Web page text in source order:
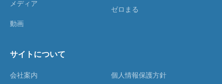
メディア
動画
ゼロまる
サイトについて
会社案内 個人情報保護方針